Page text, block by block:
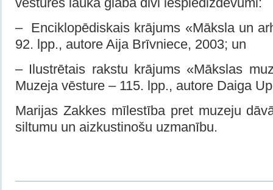
– Enciklopēdiskais krājums «Māksla un
92. lpp., autore Aija Brīvniece, 2003; un
– Ilustrētais rakstu krājums «Mākslas
Muzeja vēsture – 115. lpp., autore Daiga
Marijas Zakkes mīlestība pret muzeju
siltumu un aizkustinošu uzmanību.